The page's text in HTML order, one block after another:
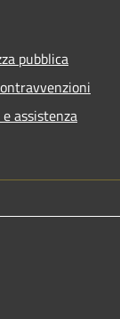
pubblica
assistenza